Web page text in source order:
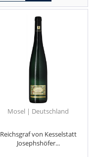
Mosel | Deutschland
Reichsgraf von Kesselstatt
Josephshöfer...